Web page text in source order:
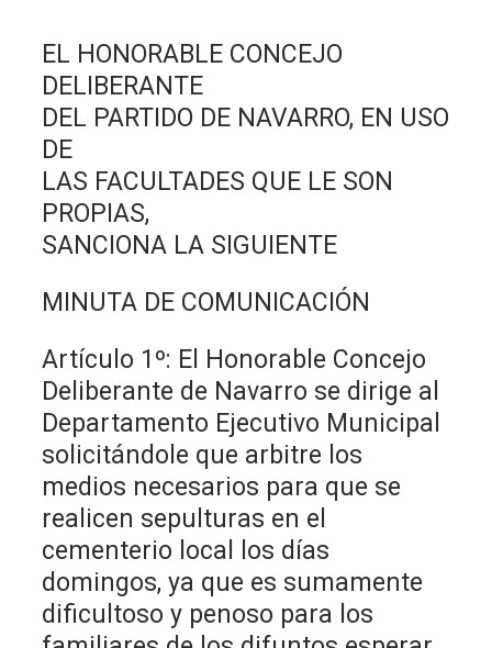
EL HONORABLE CONCEJO
DELIBERANTE
DEL PARTIDO DE NAVARRO, EN USO
DE
LAS FACULTADES QUE LE SON
PROPIAS,
SANCIONA LA SIGUIENTE
MINUTA DE COMUNICACIÓN
Artículo 1º: El Honorable Concejo
Deliberante de Navarro se dirige al
Departamento Ejecutivo Municipal
solicitándole que arbitre los
medios necesarios para que se
realicen sepulturas en el
cementerio local los días
domingos, ya que es sumamente
dificultoso y penoso para los